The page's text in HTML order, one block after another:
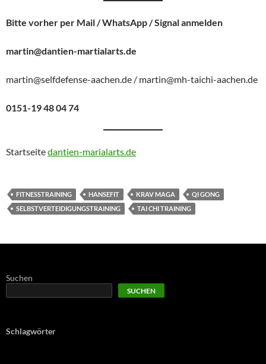
Bitte vorher per Mail / WhatsApp / Signal anmelden
martin@dantien-martialarts.de
martin@selfdefense-aachen.de / martin@mh-taichi-aachen.de
0151-19 48 04 74
Startseitedantien-marialarts.de
FITNESSTRAINING HANSEFIT KRAV MAGA
QI GONG
SELBSTVERTEIDIGUNGSTRAINING
TAI CHI TRAINING
Suchen
SUCHEN
Schlagwörter